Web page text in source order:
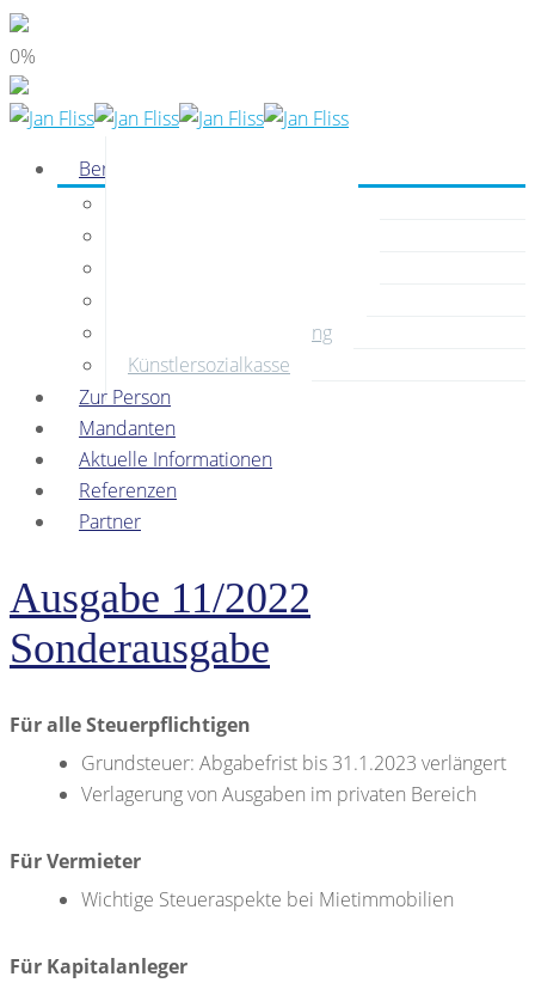
0%
Beratung
Unternehmensberatung
Künstlersozialkasse
Zur Person
Mandanten
Aktuelle Informationen
Referenzen
Partner
Ausgabe 11/2022
Sonderausgabe
Für alle Steuerpflichtigen
Grundsteuer: Abgabefrist bis 31.1.2023 verlängert
Verlagerung von Ausgaben im privaten Bereich
Für Vermieter
Wichtige Steueraspekte bei Mietimmobilien
Für Kapitalanleger